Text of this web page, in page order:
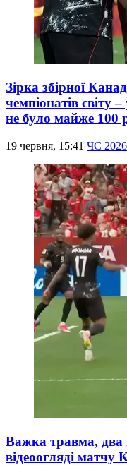
Зірка збірної
чемпіонатів світу
не було майже 100
19 червня, 15:41 ЧС 2026
Важка травма, два
відеоогляді матчу